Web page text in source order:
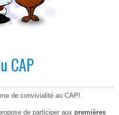
CAP
de convivialité au CAP!
de participer aux premières